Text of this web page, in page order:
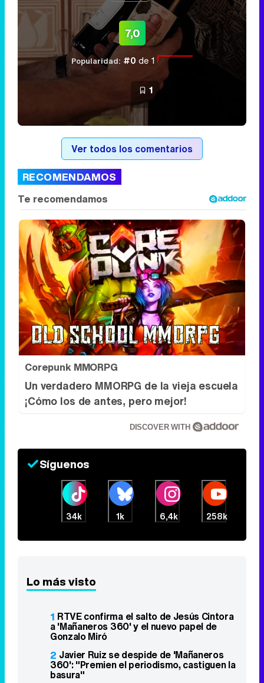
7,0
Popularidad: #0 de 1
1
Ver todos los comentarios
RECOMENDAMOS
Corepunk MMORPG
Un verdadero MMORPG de la vieja escuela
¡Cómo los de antes, pero mejor!
DISCOVER WITH
Síguenos
34k 1k 6,4k 258k
Lo más visto
1 RTVE confirma el salto de Jesús Cintora
a 'Mañaneros 360' y el nuevo papel de
Gonzalo Miró
2 Javier Ruiz se despide de 'Mañaneros
360': "Premien el periodismo, castiguen la
basura"